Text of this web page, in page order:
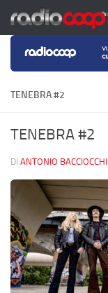
Salta al contenuto
TENEBRA #2
TENEBRA #2
DI ANTONIO BACCIOCCHI